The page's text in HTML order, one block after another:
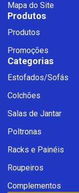
Mapa do Site
Produtos
Produtos
Promoções
Categorias
Estofados/Sofás
Colchões
Salas de Jantar
Poltronas
Racks e Painéis
Roupeiros
Complementos